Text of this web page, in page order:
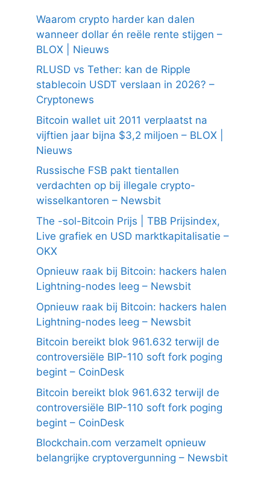
Waarom crypto harder kan dalen
wanneer dollar én reële rente stijgen –
BLOX | Nieuws
RLUSD vs Tether: kan de Ripple
stablecoin USDT verslaan in 2026? –
Cryptonews
Bitcoin wallet uit 2011 verplaatst na
vijftien jaar bijna $3,2 miljoen – BLOX |
Nieuws
Russische FSB pakt tientallen
verdachten op bij illegale crypto-
wisselkantoren – Newsbit
The -sol-Bitcoin Prijs | TBB Prijsindex,
Live grafiek en USD marktkapitalisatie –
OKX
Opnieuw raak bij Bitcoin: hackers halen
Lightning-nodes leeg – Newsbit
Opnieuw raak bij Bitcoin: hackers halen
Lightning-nodes leeg – Newsbit
Bitcoin bereikt blok 961.632 terwijl de
controversiële BIP-110 soft fork poging
begint – CoinDesk
Bitcoin bereikt blok 961.632 terwijl de
controversiële BIP-110 soft fork poging
begint – CoinDesk
Blockchain.com verzamelt opnieuw
belangrijke cryptovergunning – Newsbit